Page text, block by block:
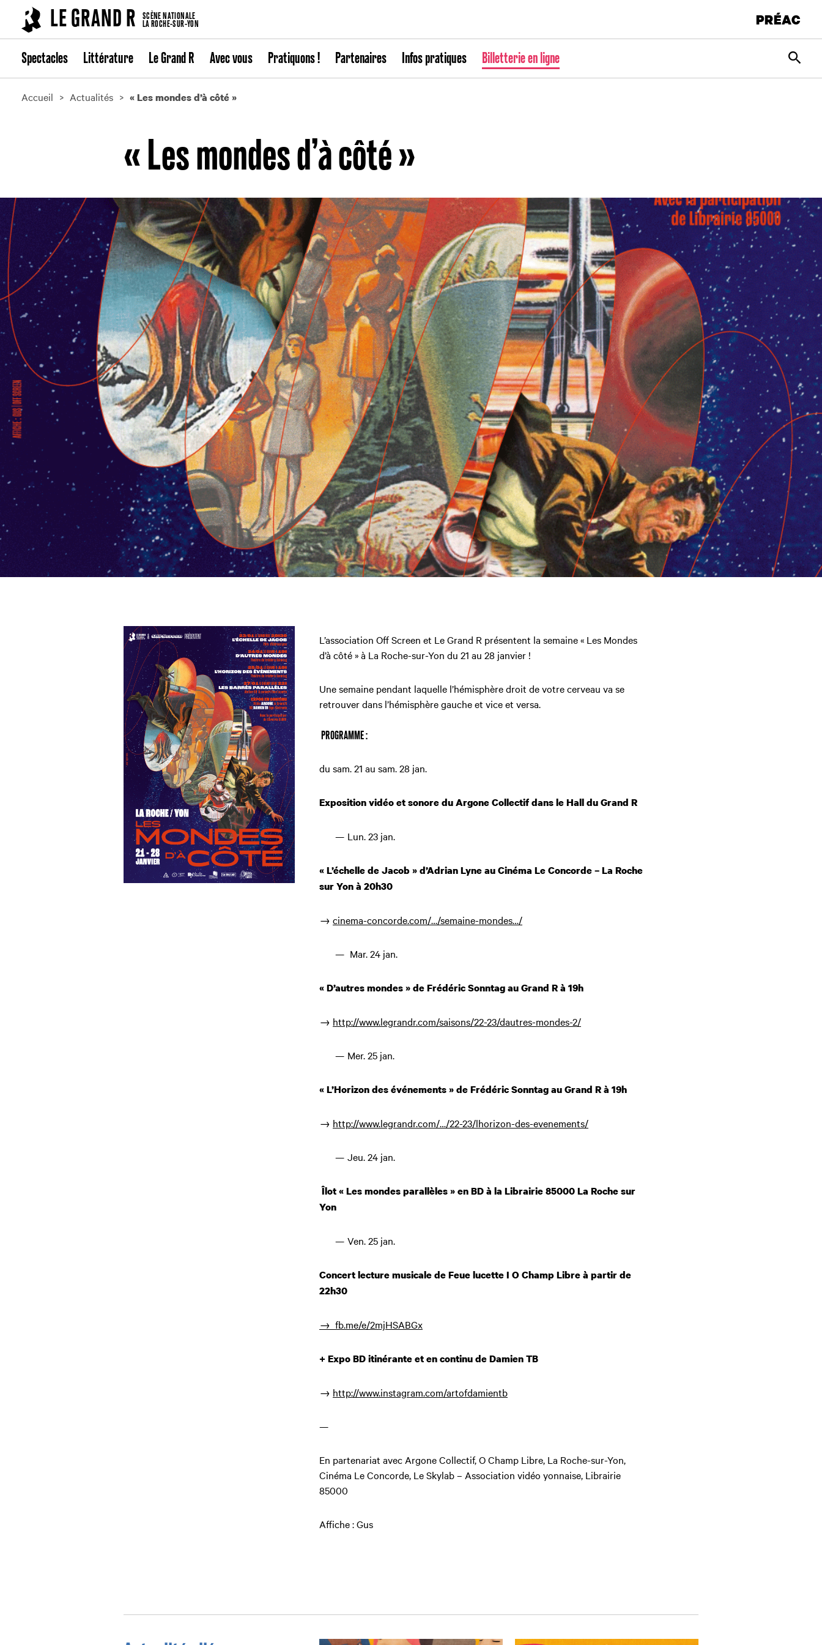
LE GRAND R
SCÈNE NATIONALE
LA ROCHE-SUR-YON
Spectacles Littérature Le Grand R Avec vous Pratiquons ! Partenaires Infos pratiques Billetterie en ligne
PRÉAC
Accueil Actualités « Les mondes d’à côté »
« Les mondes d’à côté »
L’association Off Screen et Le Grand R présentent la semaine « Les Mondes
d’à côté » à La Roche-sur-Yon du 21 au 28 janvier !
Une semaine pendant laquelle l’hémisphère droit de votre cerveau va se
retrouver dans l’hémisphère gauche et vice et versa.
PROGRAMME :
du sam. 21 au sam. 28 jan.
Exposition vidéo et sonore du Argone Collectif dans le Hall du Grand R
Lun. 23 jan.
« L’échelle de Jacob » d’Adrian Lyne au Cinéma Le Concorde – La Roche
sur Yon à 20h30
→ cinema-concorde.com/…/semaine-mondes…/
Mar. 24 jan.
« D’autres mondes » de Frédéric Sonntag au Grand R à 19h
→ http://www.legrandr.com/saisons/22-23/dautres-mondes-2/
Mer. 25 jan.
« L’Horizon des événements » de Frédéric Sonntag au Grand R à 19h
→ http://www.legrandr.com/…/22-23/lhorizon-des-evenements/
Jeu. 24 jan.
Îlot « Les mondes parallèles » en BD à la Librairie 85000 La Roche sur
Yon
Ven. 25 jan.
Concert lecture musicale de Feue lucette I O Champ Libre à partir de
22h30
→ fb.me/e/2mjHSABGx
+ Expo BD itinérante et en continu de Damien TB
→ http://www.instagram.com/artofdamientb
—
En partenariat avec Argone Collectif, O Champ Libre, La Roche-sur-Yon,
Cinéma Le Concorde, Le Skylab – Association vidéo yonnaise, Librairie
85000
Affiche : Gus
Cookies management panel